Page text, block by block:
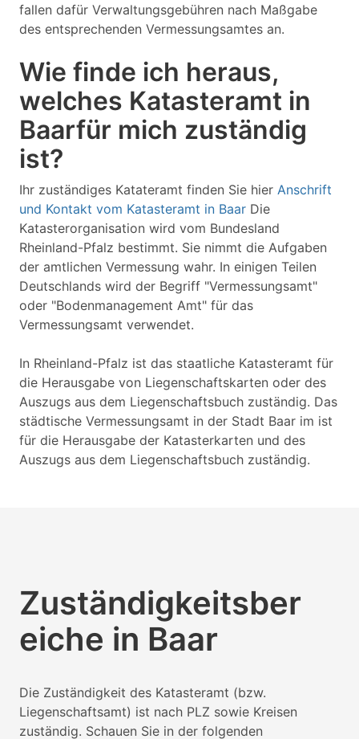
fallen dafür Verwaltungsgebühren nach Maßgabe
des entsprechenden Vermessungsamtes an.
Wie finde ich heraus,
welches Katasteramt in
Baarfür mich zuständig
ist?
Ihr zuständiges Katateramt finden Sie hier Anschrift
und Kontakt vom Katasteramt in Baar Die
Katasterorganisation wird vom Bundesland
Rheinland-Pfalz bestimmt. Sie nimmt die Aufgaben
der amtlichen Vermessung wahr. In einigen Teilen
Deutschlands wird der Begriff "Vermessungsamt"
oder "Bodenmanagement Amt" für das
Vermessungsamt verwendet.
In Rheinland-Pfalz ist das staatliche Katasteramt für
die Herausgabe von Liegenschaftskarten oder des
Auszugs aus dem Liegenschaftsbuch zuständig. Das
städtische Vermessungsamt in der Stadt Baar im ist
für die Herausgabe der Katasterkarten und des
Auszugs aus dem Liegenschaftsbuch zuständig.
Zuständigkeitsber
eiche in Baar
Die Zuständigkeit des Katasteramt (bzw.
Liegenschaftsamt) ist nach PLZ sowie Kreisen
zuständig. Schauen Sie in der folgenden